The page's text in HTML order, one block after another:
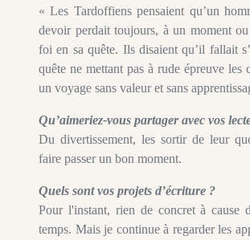
« Les Tardoffiens pensaient qu’un
devoir perdait toujours, à un moment
foi en sa quête. Ils disaient qu’il fallait
quête ne mettant pas à rude épreuve les
un voyage sans valeur et sans
Qu’aimeriez-vous partager avec vos
Du divertissement, les sortir de leur
faire passer un bon moment.
Quels sont vos projets d’écriture ?
Pour l'instant, rien de concret à cause
temps. Mais je continue à regarder les